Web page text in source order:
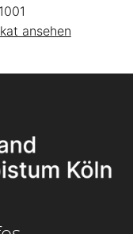
ansehen